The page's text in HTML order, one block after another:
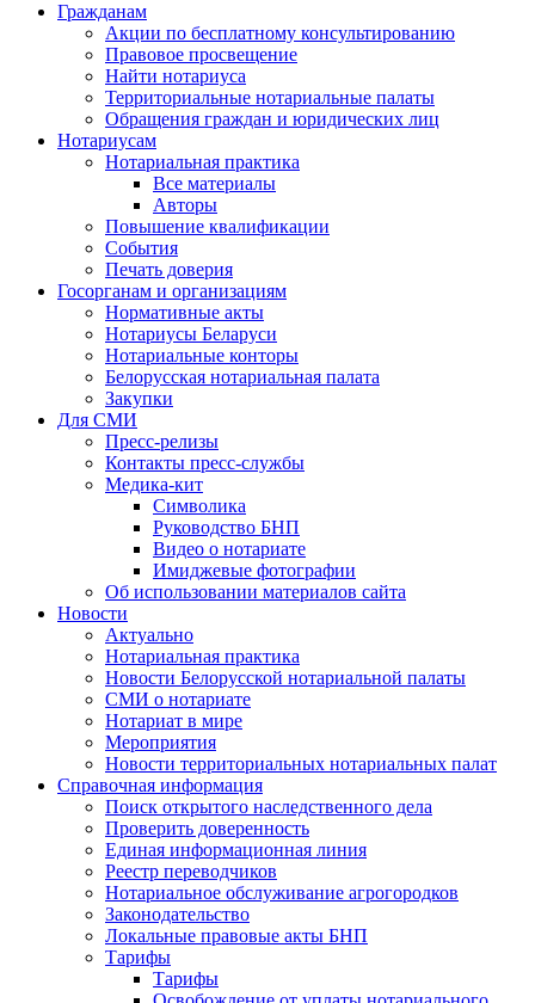
Гражданам
Акции по бесплатному консультированию
Правовое просвещение
Найти нотариуса
Территориальные нотариальные палаты
Обращения граждан и юридических лиц
Нотариусам
Нотариальная практика
Все материалы
Авторы
Повышение квалификации
События
Печать доверия
Госорганам и организациям
Нормативные акты
Нотариусы Беларуси
Нотариальные конторы
Белорусская нотариальная палата
Закупки
Для СМИ
Пресс-релизы
Контакты пресс-службы
Медика-кит
Символика
Руководство БНП
Видео о нотариате
Имиджевые фотографии
Об использовании материалов сайта
Новости
Актуально
Нотариальная практика
Новости Белорусской нотариальной палаты
СМИ о нотариате
Нотариат в мире
Мероприятия
Новости территориальных нотариальных палат
Справочная информация
Поиск открытого наследственного дела
Проверить доверенность
Единая информационная линия
Реестр переводчиков
Нотариальное обслуживание агрогородков
Законодательство
Локальные правовые акты БНП
Тарифы
Тарифы